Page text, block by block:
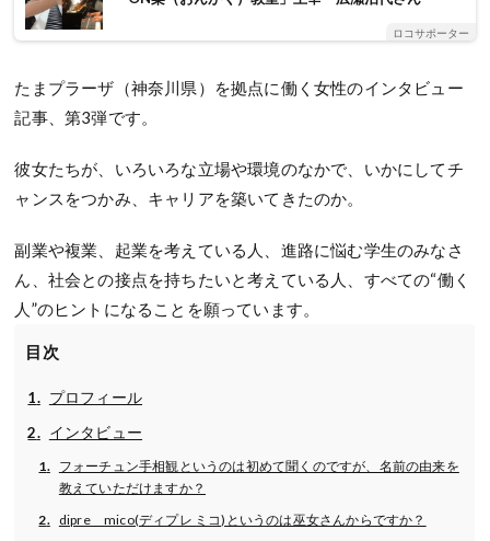
ロコサポーター
たまプラーザ（神奈川県）を拠点に働く女性のインタビュー
記事、第3弾です。
彼女たちが、いろいろな立場や環境のなかで、いかにしてチ
ャンスをつかみ、キャリアを築いてきたのか。
副業や複業、起業を考えている人、進路に悩む学生のみなさ
ん、社会との接点を持ちたいと考えている人、すべての“働く
人”のヒントになることを願っています。
目次
プロフィール
インタビュー
フォーチュン手相観というのは初めて聞くのですが、名前の由来を
教えていただけますか？
dipre mico(ディプレ ミコ)というのは巫女さんからですか？